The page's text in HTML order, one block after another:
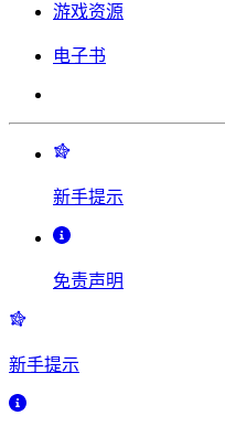
游戏资源
电子书
新手提示
免责声明
新手提示